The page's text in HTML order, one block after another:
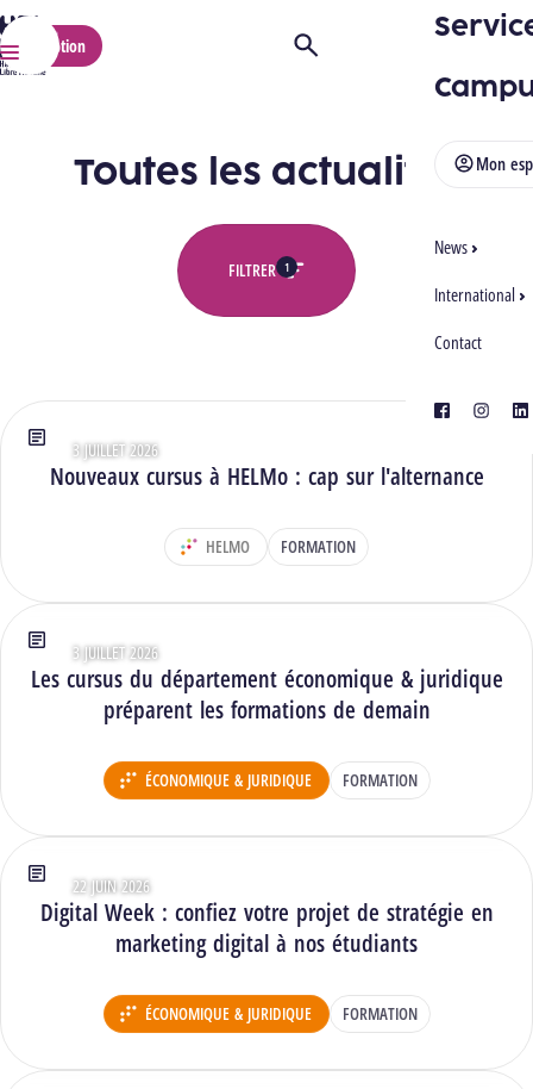
HELMo
Menu
Mon
News
International
Contact
facebook
Inscription Ouvrir/Fermer la recherche
Toutes les actualités
FILTRER 1
Nouveaux cursus à HELMo : cap sur l'alternance
Type : Articles
3 JUILLET 2026
DÉPARTEMENT :
HELMO FORMATION
Les cursus du département économique & juridique
préparent les formations de demain
Type : Articles
3 JUILLET 2026
DÉPARTEMENT :
ÉCONOMIQUE & JURIDIQUE FORMATION
Digital Week : confiez votre projet de stratégie en
marketing digital à nos étudiants
Type : Articles
22 JUIN 2026
DÉPARTEMENT :
ÉCONOMIQUE & JURIDIQUE FORMATION